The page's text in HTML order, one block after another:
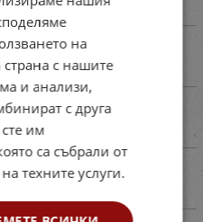
на
с нашите
и анализи,
с друга
им
са събрали от
техните услуги.